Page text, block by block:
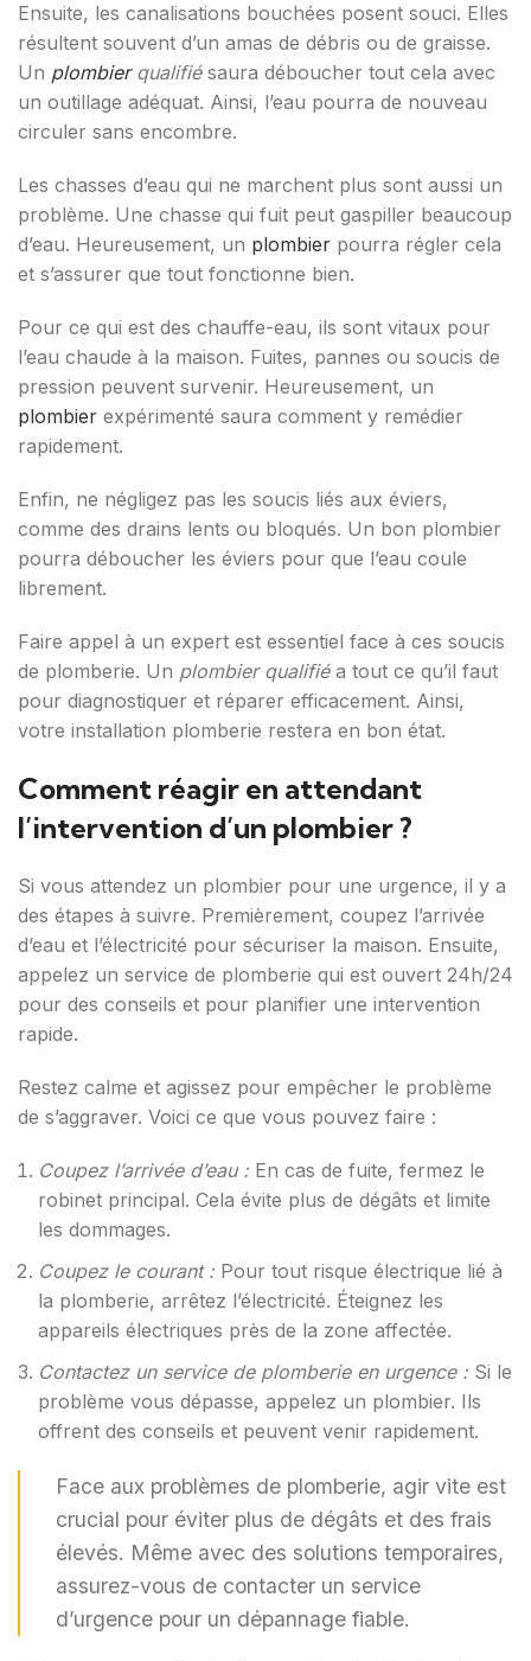
Ensuite, les canalisations bouchées posent souci. Elles
résultent souvent d’un amas de débris ou de graisse.
Un plombierqualifiésaura déboucher tout cela avec
un outillage adéquat. Ainsi, l’eau pourra de nouveau
circuler sans encombre.
Les chasses d’eau qui ne marchent plus sont aussi un
problème. Une chasse qui fuit peut gaspiller beaucoup
d’eau. Heureusement, un plombier pourra régler cela
et s’assurer que tout fonctionne bien.
Pour ce qui est des chauffe-eau, ils sont vitaux pour
l’eau chaude à la maison. Fuites, pannes ou soucis de
pression peuvent survenir. Heureusement, un
plombier expérimenté saura comment y remédier
rapidement.
Enfin, ne négligez pas les soucis liés aux éviers,
comme des drains lents ou bloqués. Un bon plombier
pourra déboucher les éviers pour que l’eau coule
librement.
Faire appel à un expert est essentiel face à ces soucis
de plomberie. Un plombier qualifiéa tout ce qu’il faut
pour diagnostiquer et réparer efficacement. Ainsi,
votre installation plomberie restera en bon état.
Comment réagir en attendant
l’intervention d’un plombier ?
Si vous attendez un plombier pour une urgence, il y a
des étapes à suivre. Premièrement, coupez l’arrivée
d’eau et l’électricité pour sécuriser la maison. Ensuite,
appelez un service de plomberie qui est ouvert 24h/24
pour des conseils et pour planifier une intervention
rapide.
Restez calme et agissez pour empêcher le problème
de s’aggraver. Voici ce que vous pouvez faire :
Coupez l’arrivée d’eau : En cas de fuite, fermez le
robinet principal. Cela évite plus de dégâts et limite
les dommages.
Coupez le courant : Pour tout risque électrique lié à
la plomberie, arrêtez l’électricité. Éteignez les
appareils électriques près de la zone affectée.
Contactez un service de plomberie en urgence : Si le
problème vous dépasse, appelez un plombier. Ils
offrent des conseils et peuvent venir rapidement.
Face aux problèmes de plomberie, agir vite est
crucial pour éviter plus de dégâts et des frais
élevés. Même avec des solutions temporaires,
assurez-vous de contacter un service
d’urgence pour un dépannage fiable.